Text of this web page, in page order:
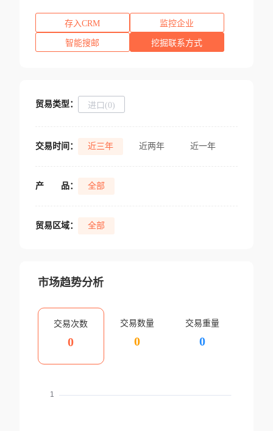
存入CRM 监控企业
智能搜邮 挖掘联系方式
贸易类型： 进口(0)
交易时间： 近三年 近两年 近一年
产 品： 全部
贸易区域： 全部
市场趋势分析
交易次数
0
交易数量
0
交易重量
0